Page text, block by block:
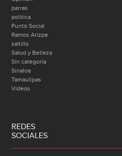
parras
politica
Punto Social
Ramos Arizpe
saltillo
Salud y Belleza
Sin categoría
Sinaloa
Tamaulipas
Videos
REDES
SOCIALES